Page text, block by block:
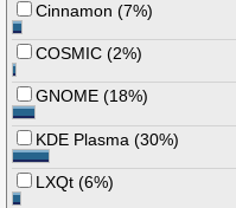
Cinnamon (7%)
COSMIC (2%)
GNOME (18%)
KDE Plasma (30%)
LXQt (6%)